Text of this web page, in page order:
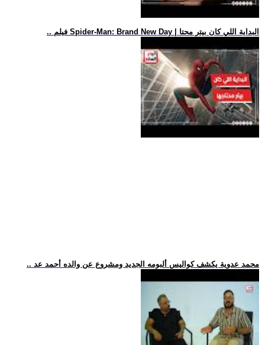
.. فيلم Spider-Man: Brand New Day | البداية اللي كان بيتر محتا
.. محمد عدوية يكشف كواليس ألبومه الجديد ومشروع عن والده أحمد عد